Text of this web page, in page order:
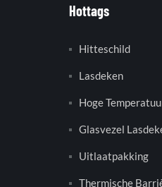
Hottags
Hitteschild
Lasdeken
Hoge
Glasvezel
Uitlaatpakking
Thermische